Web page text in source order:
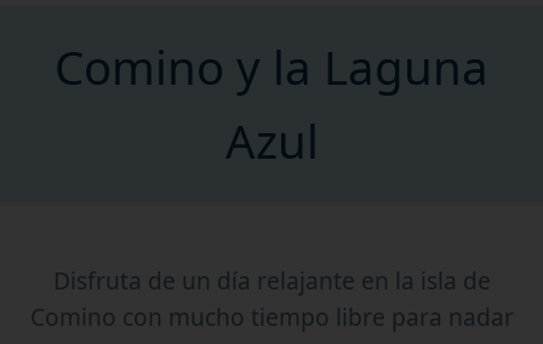
Comino y la Laguna
Azul
Disfruta de un día relajante en la isla de
Comino con mucho tiempo libre para nadar